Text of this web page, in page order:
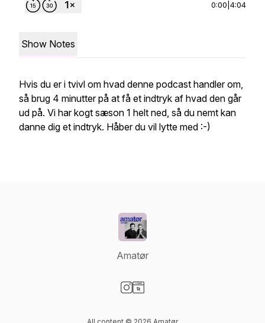
0:00 4:04
Show Notes
Hvis du er i tvivl om hvad denne podcast handler om,
så brug 4 minutter på at få et indtryk af hvad den går
ud på. Vi har kogt sæson 1 helt ned, så du nemt kan
danne dig et indtryk. Håber du vil lytte med :-)
Amatør